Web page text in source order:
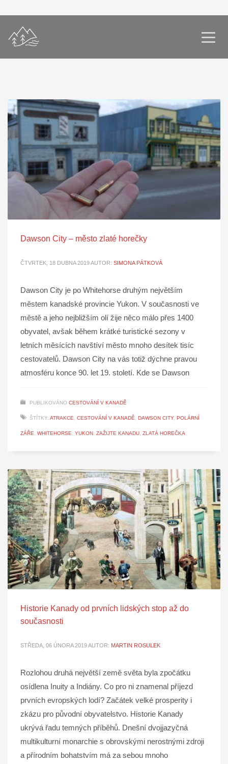
Dawson City – město zlaté horečky
ČTVRTEK, 18 DUBNA 2019AUTOR: SIMONA PÁTKOVÁ
Dawson City je po Whitehorse druhým největším
městem kanadské provincie Yukon. V současnosti ve
městě a jeho nejbližším olí žije něco málo přes 1400
obyvatel, avšak během krátké turistické sezony v
letních měsících navštíví město mnoho desítek tisíc
cestovatelů. Dawson City na vás totiž dýchne pravou
atmosféru konce 90. let 19. století. Kde se Dawson
PUBLIKOVÁNO CESTOVÁNÍ V KANADĚ
ŠTÍTKY: ATRAKCE, CESTOVÁNÍ V KANADĚ, DAWSON CITY, POLÁRNÍ
ZÁŘE, WHITEHORSE, YUKON, ZAŽIJTE KANADU, ZLATÁ HOREČKA
Historie Kanady od prvních lidských stop až do
současnosti
STŘEDA, 06 ÚNORA 2019AUTOR: MARTIN ROSULEK
Rozlohou druhá největší země světa byla zpočátku
osídlena Inuity a Indiány. Co pro ni znamenal příjezd
prvních evropských lodí? Začátek velké prosperity i
zkázu pro původní obyvatelstvo. Historie Kanady
ukrývá řadu temných příběhů. Dnešní dvojjazyčná
multikulturní monarchie s obrovskými nerostnými zdroji
a přírodním bohatstvím má za sebou mnoho